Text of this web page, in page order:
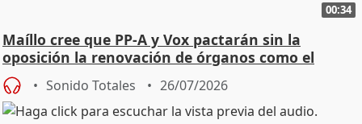
00:34
Maíllo cree que PP-A y Vox pactarán sin la
oposición la renovación de órganos como el
Defensor
Sonido Totales 26/07/2026